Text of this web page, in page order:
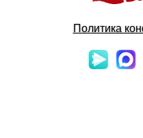
Политика